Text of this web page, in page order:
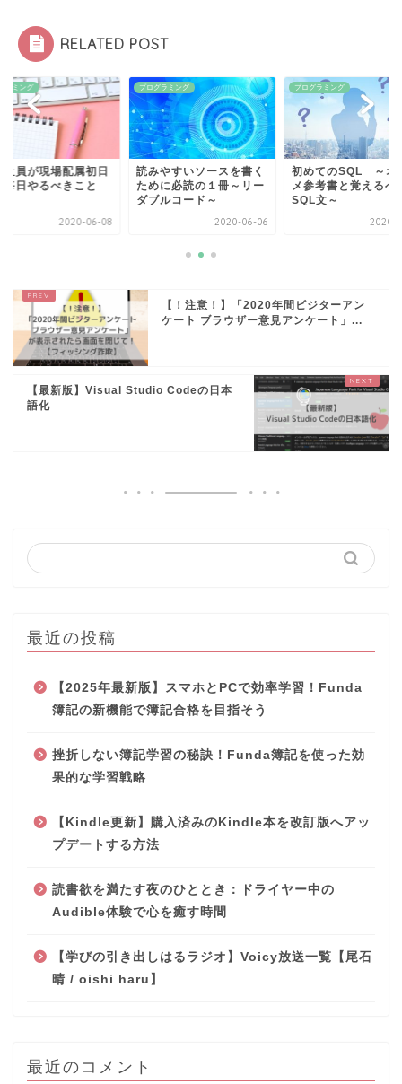
RELATED POST
ラミング
社員が現場配属初日
毎日やるべきこと
2020-06-08
プログラミング
読みやすいソースを書く
ために必読の１冊～リー
ダブルコード～
2020-06-06
プログラミング
初めてのSQL ～オ
メ参考書と覚えるべ
SQL文～
2020-
【！注意！】「2020年間ビジターアン
ケート ブラウザー意見アンケート」...
【最新版】Visual Studio Codeの日本
語化
最近の投稿
【2025年最新版】スマホとPCで効率学習！Funda
簿記の新機能で簿記合格を目指そう
挫折しない簿記学習の秘訣！Funda簿記を使った効
果的な学習戦略
【Kindle更新】購入済みのKindle本を改訂版へアッ
プデートする方法
読書欲を満たす夜のひととき：ドライヤー中の
Audible体験で心を癒す時間
【学びの引き出しはるラジオ】Voicy放送一覧【尾石
晴 / oishi haru】
最近のコメント